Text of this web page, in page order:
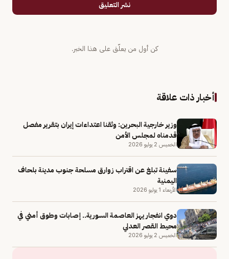
نشر التعليق
كن أول من يعلّق على هذا الخبر.
أخبار ذات علاقة
وزير خارجية البحرين: وثقنا اعتداءات إيران بتقرير مفصل
قدمناه لمجلس الأمن
الخميس 2 يوليو 2026
سفينة تبلغ عن اقتراب زوارق مسلحة جنوب مدينة بلحاف
اليمنية
الأربعاء 1 يوليو 2026
دوي انفجار يهز العاصمة السورية.. إصابات وطوق أمني في
محيط القصر العدلي
الخميس 2 يوليو 2026